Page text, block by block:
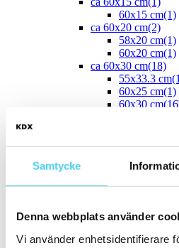
Samtycke
Denna webbplats använder
Vi använder enhetsidentifierare
60x15 cm(1)
ca 60x20 cm(2)
58x20 cm(1)
60x20 cm(1)
ca 60x30 cm(18)
55x33.3 cm
60x25 cm(1)
60x30 cm
Välj önskad yta:
Matt(33)
Strukturerad(1)